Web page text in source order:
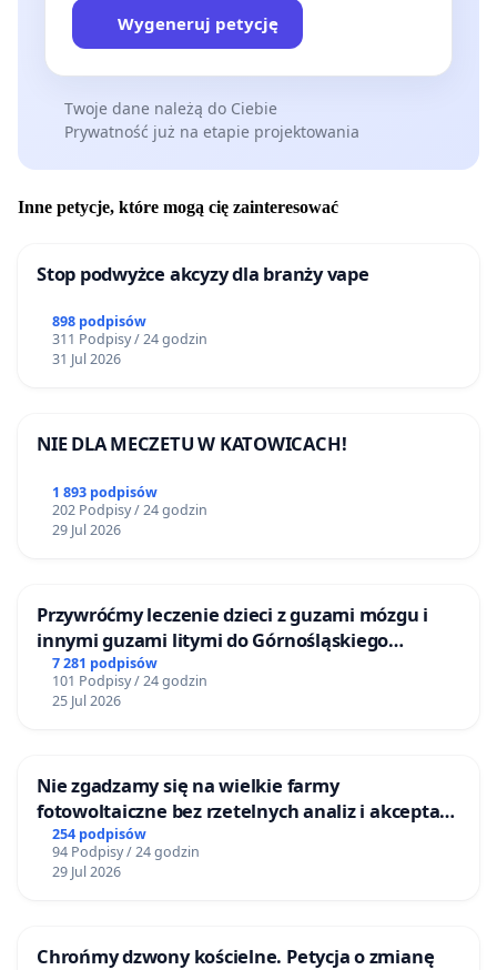
Wygeneruj petycję
Twoje dane należą do Ciebie
Prywatność już na etapie projektowania
Inne petycje, które mogą cię zainteresować
Stop podwyżce akcyzy dla branży vape
898 podpisów
311 Podpisy / 24 godzin
31 Jul 2026
NIE DLA MECZETU W KATOWICACH!
1 893 podpisów
202 Podpisy / 24 godzin
29 Jul 2026
Przywróćmy leczenie dzieci z guzami mózgu i
innymi guzami litymi do Górnośląskiego
Centrum Zdrowia Dziecka w Katowicach
7 281 podpisów
101 Podpisy / 24 godzin
25 Jul 2026
Nie zgadzamy się na wielkie farmy
fotowoltaiczne bez rzetelnych analiz i akceptacji
mieszkańców
254 podpisów
94 Podpisy / 24 godzin
29 Jul 2026
Chrońmy dzwony kościelne. Petycja o zmianę